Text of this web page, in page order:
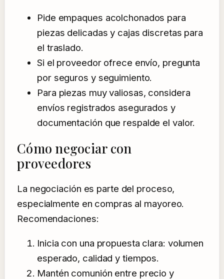
Pide empaques acolchonados para
piezas delicadas y cajas discretas para
el traslado.
Si el proveedor ofrece envío, pregunta
por seguros y seguimiento.
Para piezas muy valiosas, considera
envíos registrados asegurados y
documentación que respalde el valor.
Cómo negociar con
proveedores
La negociación es parte del proceso,
especialmente en compras al mayoreo.
Recomendaciones:
Inicia con una propuesta clara: volumen
esperado, calidad y tiempos.
Mantén comunión entre precio y